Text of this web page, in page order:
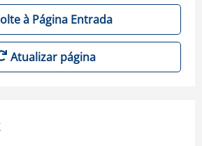
à Página Entrada
Atualizar página